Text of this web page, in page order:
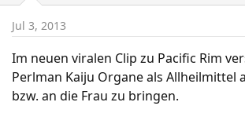
Jul 3, 2013
Im neuen viralen Clip zu Pacific Rim
Perlman Kaiju Organe als Allheilmittel
bzw. an die Frau zu bringen.